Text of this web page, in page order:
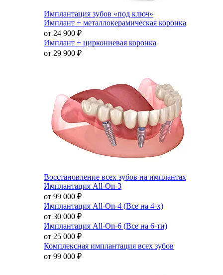
Имплантация зубов «под ключ»
Имплант + металлокерамическая коронка
от 24 900 ₽
Имплант + циркониевая коронка
от 29 900 ₽
Восстановление всех зубов на имплантах
Имплантация All-On-3
от 99 000 ₽
Имплантация All-On-4 (Все на 4-х)
от 30 000 ₽
Имплантация All-On-6 (Все на 6-ти)
от 25 000 ₽
Комплексная имплантация всех зубов
от 99 000 ₽